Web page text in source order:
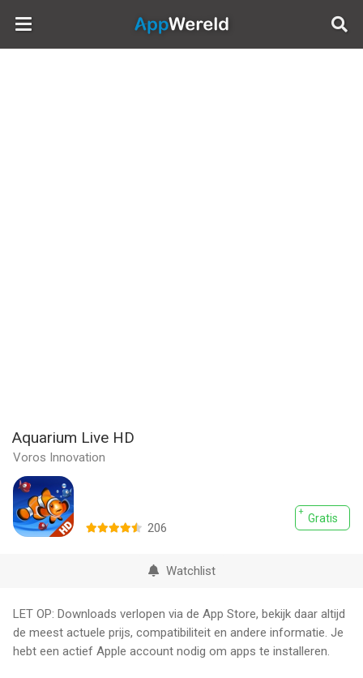
AppWereld
Aquarium Live HD
Voros Innovation
Gratis
206
Watchlist
LET OP: Downloads verlopen via de App Store, bekijk daar altijd
de meest actuele prijs, compatibiliteit en andere informatie. Je
hebt een actief Apple account nodig om apps te installeren.